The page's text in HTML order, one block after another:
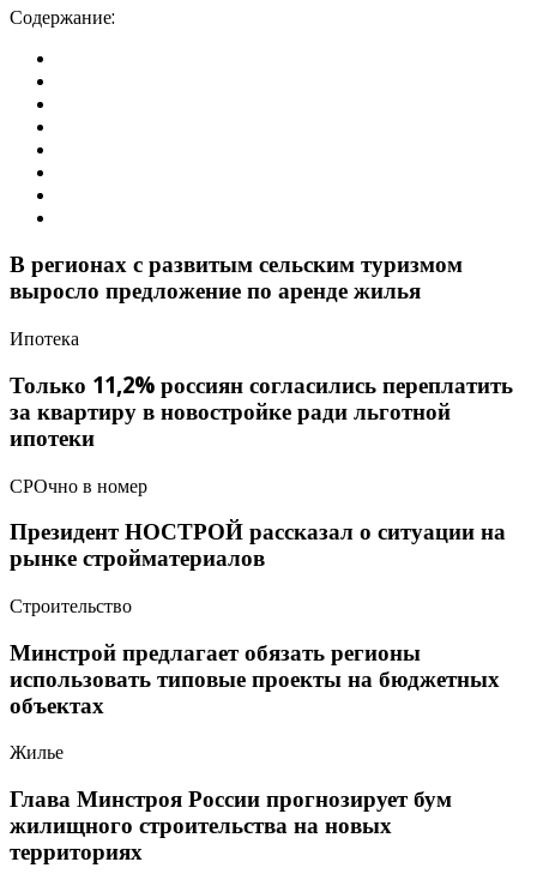
Содержание:
В регионах с развитым сельским туризмом
выросло предложение по аренде жилья
Ипотека
Только 11,2% россиян согласились переплатить
за квартиру в новостройке ради льготной
ипотеки
СРОчно в номер
Президент НОСТРОЙ рассказал о ситуации на
рынке стройматериалов
Строительство
Минстрой предлагает обязать регионы
использовать типовые проекты на бюджетных
объектах
Жилье
Глава Минстроя России прогнозирует бум
жилищного строительства на новых
территориях